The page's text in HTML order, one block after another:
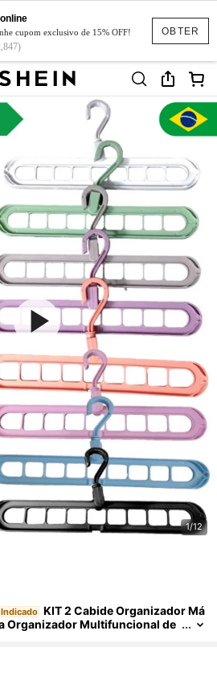
OBTER
cupom exclusivo de 15% OFF!
1/12
KIT 2 Cabide Organizador Má
Organizador Multifuncional de